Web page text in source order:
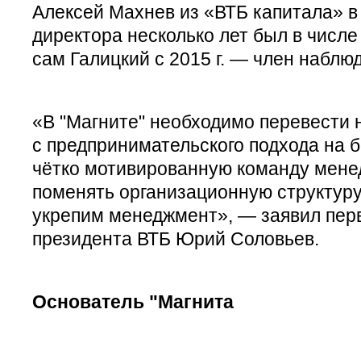
Алексей Махнев из «ВТБ капитала» в
директора несколько лет был в
сам Галицкий с 2015 г. — член
«В "Магните" необходимо перевести
с предпринимательского подхода на
чётко мотивированную команду
поменять организационную
укрепим менеджмент», — заявил
президента ВТБ Юрий Соловьев.
Основатель "Магнита